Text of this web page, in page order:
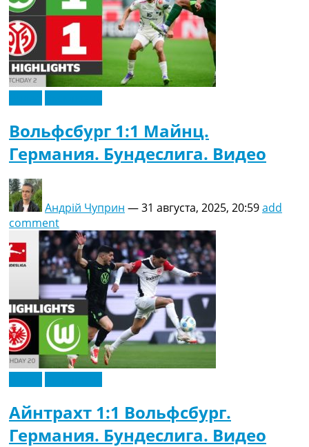
Вольфсбург 1:1 Майнц.
Германия. Бундеслига. Видео
Андрій Чуприн —31 августа, 2025, 20:59add
comment
Айнтрахт 1:1 Вольфсбург.
Германия. Бундеслига. Видео